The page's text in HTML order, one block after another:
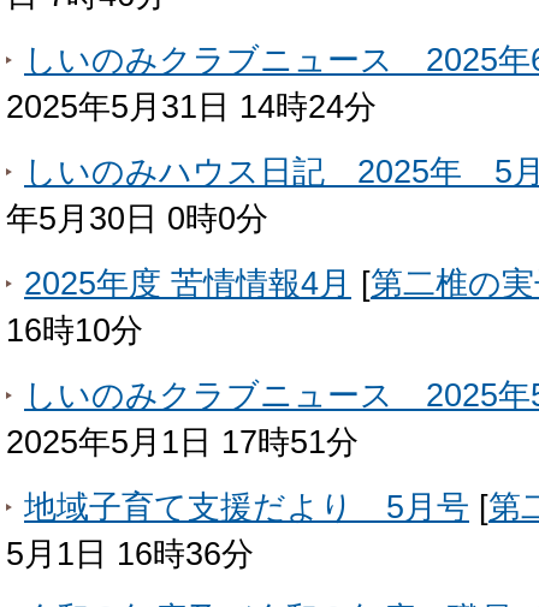
しいのみクラブニュース 2025年
2025年5月31日 14時24分
しいのみハウス日記 2025年 5
年5月30日 0時0分
2025年度 苦情情報4月
[第二椎の
16時10分
しいのみクラブニュース 2025年
2025年5月1日 17時51分
地域子育て支援だより 5月号 [第
5月1日 16時36分